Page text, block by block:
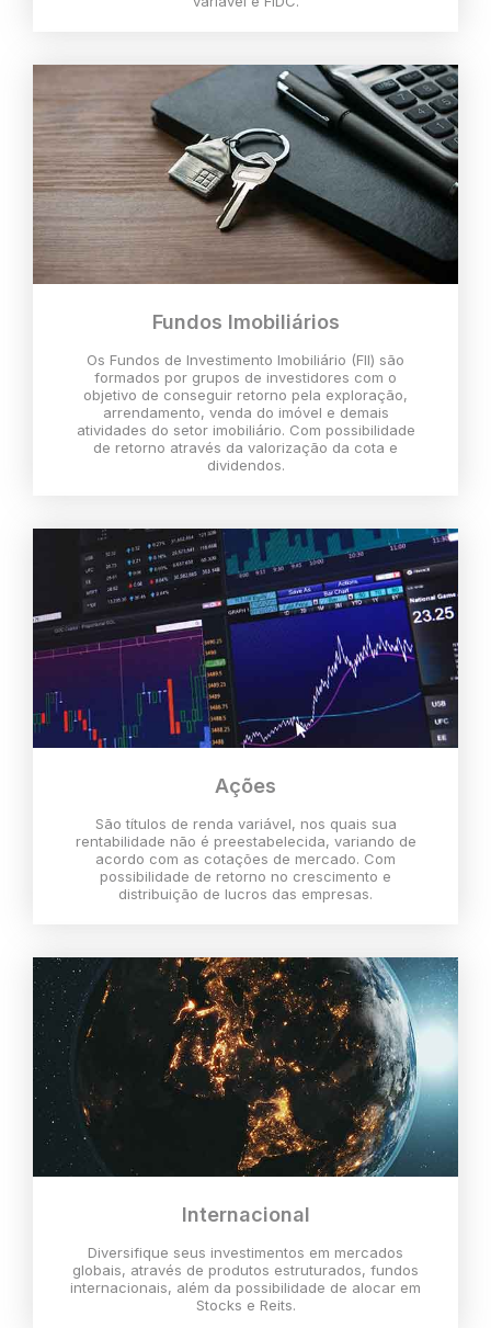
Fundos Imobiliários
Os Fundos de Investimento Imobiliário (FII) são
formados por grupos de investidores com o
objetivo de conseguir retorno pela exploração,
arrendamento, venda do imóvel e demais
atividades do setor imobiliário. Com possibilidade
de retorno através da valorização da cota e
dividendos.
Ações
São títulos de renda variável, nos quais sua
rentabilidade não é preestabelecida, variando de
acordo com as cotações de mercado. Com
possibilidade de retorno no crescimento e
distribuição de lucros das empresas.
Internacional
Diversifique seus investimentos em mercados
globais, através de produtos estruturados, fundos
internacionais, além da possibilidade de alocar em
Stocks e Reits.